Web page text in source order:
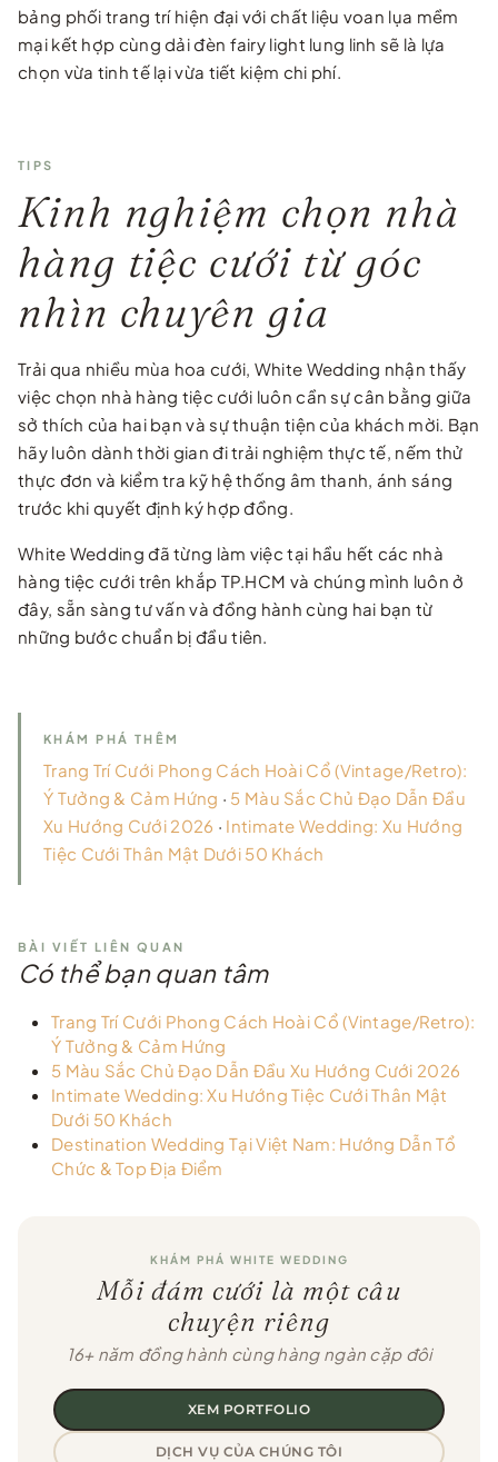
bảng phối trang trí hiện đại với chất liệu voan lụa mềm
mại kết hợp cùng dải đèn fairy light lung linh sẽ là lựa
chọn vừa tinh tế lại vừa tiết kiệm chi phí.
TIPS
Kinh nghiệm chọn nhà
hàng tiệc cưới từ góc
nhìn chuyên gia
Trải qua nhiều mùa hoa cưới, White Wedding nhận thấy
việc chọn nhà hàng tiệc cưới luôn cần sự cân bằng giữa
sở thích của hai bạn và sự thuận tiện của khách mời. Bạn
hãy luôn dành thời gian đi trải nghiệm thực tế, nếm thử
thực đơn và kiểm tra kỹ hệ thống âm thanh, ánh sáng
trước khi quyết định ký hợp đồng.
White Wedding đã từng làm việc tại hầu hết các nhà
hàng tiệc cưới trên khắp TP.HCM và chúng mình luôn ở
đây, sẵn sàng tư vấn và đồng hành cùng hai bạn từ
những bước chuẩn bị đầu tiên.
KHÁM PHÁ THÊM
Trang Trí Cưới Phong Cách Hoài Cổ (Vintage/Retro):
Ý Tưởng & Cảm Hứng · 5 Màu Sắc Chủ Đạo Dẫn Đầu
Xu Hướng Cưới 2026 · Intimate Wedding: Xu Hướng
Tiệc Cưới Thân Mật Dưới 50 Khách
BÀI VIẾT LIÊN QUAN
Có thể bạn quan tâm
Trang Trí Cưới Phong Cách Hoài Cổ (Vintage/Retro):
Ý Tưởng & Cảm Hứng
5 Màu Sắc Chủ Đạo Dẫn Đầu Xu Hướng Cưới 2026
Intimate Wedding: Xu Hướng Tiệc Cưới Thân Mật
Dưới 50 Khách
Destination Wedding Tại Việt Nam: Hướng Dẫn Tổ
Chức & Top Địa Điểm
KHÁM PHÁ WHITE WEDDING
Mỗi đám cưới là một câu
chuyện riêng
16+ năm đồng hành cùng hàng ngàn cặp đôi
XEM PORTFOLIO
DỊCH VỤ CỦA CHÚNG TÔI